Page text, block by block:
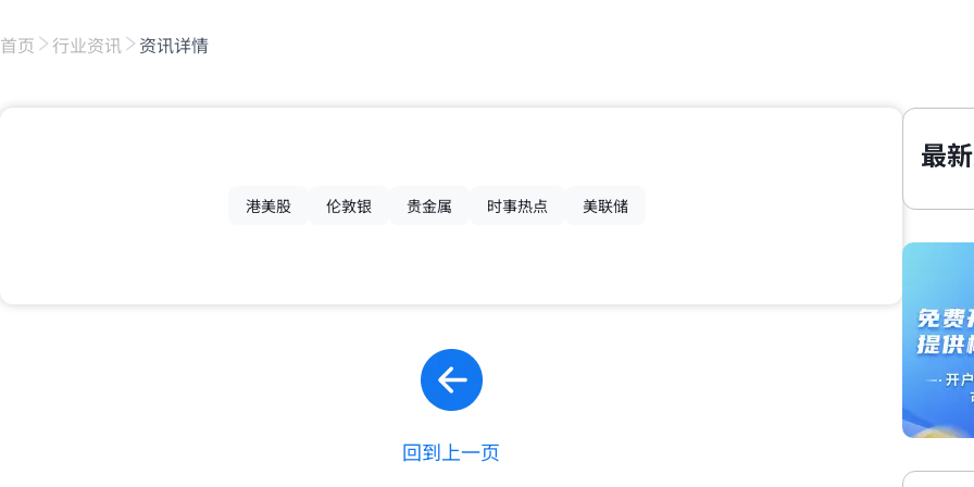
首页 行业资讯 资讯详情
港美股 伦敦银 贵金属 时事热点 美联储
回到上一页
最